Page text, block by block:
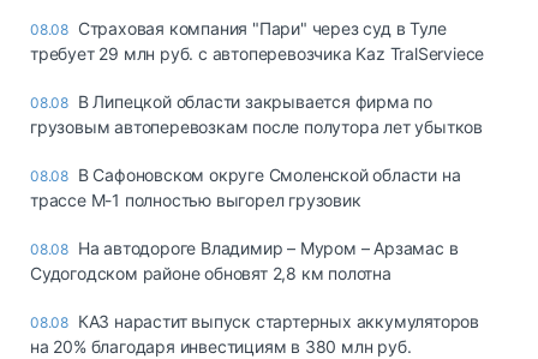
08.08 Страховая компания "Пари" через суд в Туле
требует 29 млн руб. с автоперевозчика Kaz TralServiece
08.08 В Липецкой области закрывается фирма по
грузовым автоперевозкам после полутора лет убытков
08.08 В Сафоновском округе Смоленской области на
трассе М-1 полностью выгорел грузовик
08.08 На автодороге Владимир – Муром – Арзамас в
Судогодском районе обновят 2,8 км полотна
08.08 КАЗ нарастит выпуск стартерных аккумуляторов
на 20% благодаря инвестициям в 380 млн руб.